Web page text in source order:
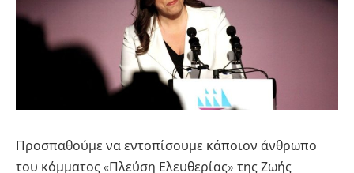
Προσπαθούμε να εντοπίσουμε κάποιον άνθρωπο
του κόμματος «Πλεύση Ελευθερίας» της Ζωής